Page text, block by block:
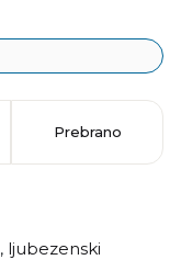
, ljubezenski
Prebrano